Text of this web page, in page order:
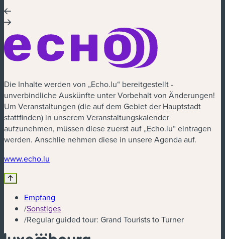
Die Inhalte werden von „Echo.lu“ bereitgestellt -
unverbindliche Auskünfte unter Vorbehalt von Änderungen!
Um Veranstaltungen (die auf dem Gebiet der Hauptstadt
stattfinden) in unserem Veranstaltungskalender
aufzunehmen, müssen diese zuerst auf „Echo.lu“ eintragen
werden. Anschlie nehmen diese in unsere Agenda auf.
www.echo.lu
Empfang
/Sonstiges
/Regular guided tour: Grand Tourists to Turner